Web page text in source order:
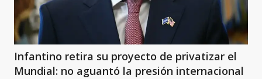
Infantino retira su proyecto de privatizar el
Mundial: no aguantó la presión internacional